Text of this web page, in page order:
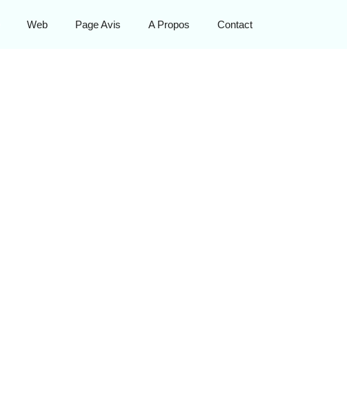
Web Page Avis A Propos Contact